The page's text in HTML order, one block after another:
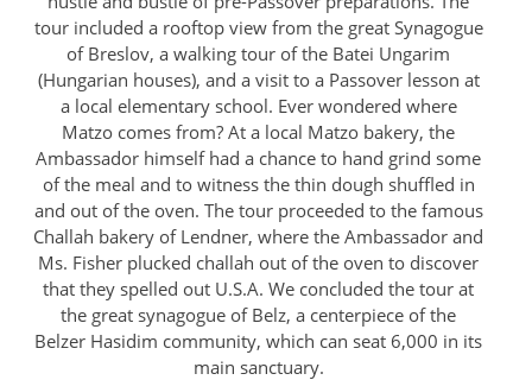
tour included a rooftop view from the great Synagogue
of Breslov, a walking tour of the Batei Ungarim
(Hungarian houses), and a visit to a Passover lesson at
a local elementary school. Ever wondered where
Matzo comes from? At a local Matzo bakery, the
Ambassador himself had a chance to hand grind some
of the meal and to witness the thin dough shuffled in
and out of the oven. The tour proceeded to the famous
Challah bakery of Lendner, where the Ambassador and
Ms. Fisher plucked challah out of the oven to discover
that they spelled out U.S.A. We concluded the tour at
the great synagogue of Belz, a centerpiece of the
Belzer Hasidim community, which can seat 6,000 in its
main sanctuary.